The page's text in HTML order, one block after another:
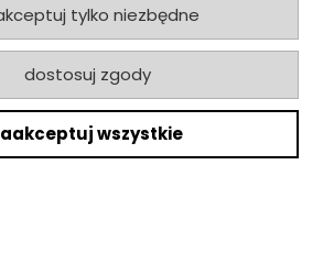
3 4 5 ... 20 »
Newsletter
tylko niezbędne
dostosuj zgody
wszystkie